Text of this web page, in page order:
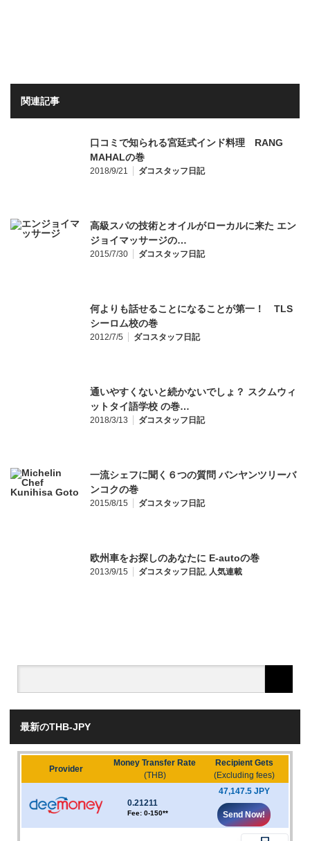
関連記事
口コミで知られる宮廷式インド料理 RANG
MAHALの巻
2018/9/21 ダコスタッフ日記
高級スパの技術とオイルがローカルに来た エン
ジョイマッサージの…
2015/7/30 ダコスタッフ日記
何よりも話せることになることが第一！ TLS
シーロム校の巻
2012/7/5 ダコスタッフ日記
通いやすくないと続かないでしょ？ スクムウィ
ットタイ語学校 の巻…
2018/3/13 ダコスタッフ日記
一流シェフに聞く６つの質問 バンヤンツリーバ
ンコクの巻
2015/8/15 ダコスタッフ日記
欧州車をお探しのあなたに E-autoの巻
2013/9/15 ダコスタッフ日記, 人気連載
最新のTHB-JPY